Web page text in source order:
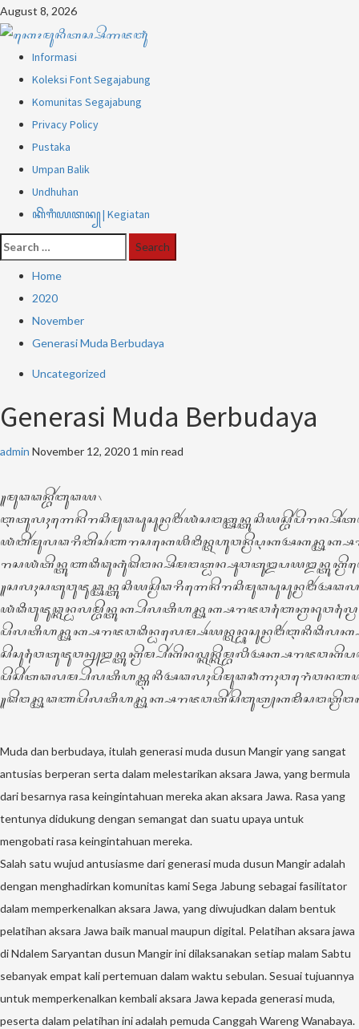
Skip
to
content
August 8, 2026
Primary
Menu
Informasi
Koleksi Font Segajabung
Komunitas Segajabung
Privacy Policy
Pustaka
Umpan Balik
Undhuhan
ꦏꦼꦒꦶꦪꦠꦤ꧀ | Kegiatan
Search
Home
2020
November
Generasi Muda Berbudaya
Uncategorized
Generasi Muda Berbudaya
admin November 12, 2020 1 min read
꧋ꦩꦸꦣꦣꦤ꧀ꦧꦼꦂꦧꦸꦣꦪ꧈
Muda dan berbudaya, itulah generasi muda dusun Mangir yang sangat
antusias berperan serta dalam melestarikan aksara Jawa, yang bermula
dari besarnya rasa keingintahuan mereka akan aksara Jawa. Rasa yang
tentunya didukung dengan semangat dan suatu upaya untuk
mengobati rasa keingintahuan mereka.
Salah satu wujud antusiasme dari generasi muda dusun Mangir adalah
dengan menghadirkan komunitas kami Sega Jabung sebagai fasilitator
dalam memperkenalkan aksara Jawa, yang diwujudkan dalam bentuk
pelatihan aksara Jawa baik manual maupun digital. Pelatihan aksara jawa
di Ndalem Saryantan dusun Mangir ini dilaksanakan setiap malam Sabtu
sebanyak empat kali pertemuan dalam waktu sebulan. Sesuai tujuannya
untuk memperkenalkan kembali aksara Jawa kepada generasi muda,
peserta dalam pelatihan ini adalah pemuda Canggah Wareng Wanabaya.